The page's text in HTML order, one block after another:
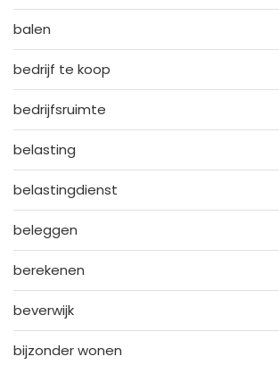
balen
bedrijf te koop
bedrijfsruimte
belasting
belastingdienst
beleggen
berekenen
beverwijk
bijzonder wonen